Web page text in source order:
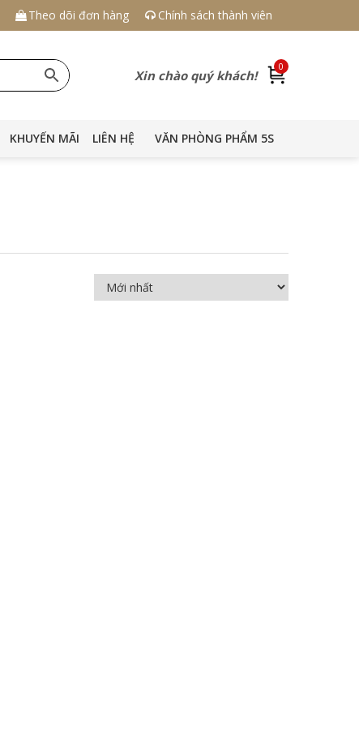
Theo dõi đơn hàng Chính sách thành viên
Xin chào quý khách!
0
KHUYẾN MÃI LIÊN HỆ VĂN PHÒNG PHẨM 5S